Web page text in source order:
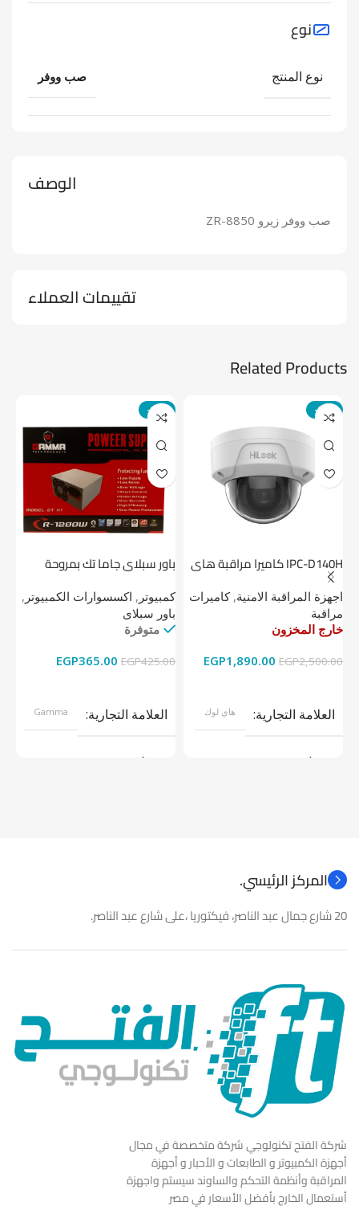
الوصف
صب ووفر زيرو ZR-8850
نوع
نوع المنتج صب ووفر
تقييمات العملاء
Related Products
-24%
IPC-D140H كاميرا مراقبة هاى
لوك داخلية 4 ميجا
اجهزة المراقبة الامنية,كاميرات
مراقبة
خارج المخزون
EGP2,500.00
EGP1,890.00
العلامة التجارية هاي لوك
موديل
-14%
باور سبلاي جاما تك بمروحة
كمبيوتر , اكسسوارات الكمبيوتر ,
باور سبلاى
متوفرة
EGP425.00
EGP365.00
العلامة التجارية Gamma
موديل
المركز الرئيسي.
20 شارع جمال عبد الناصر، فيكتوريا ،على شارع عبد الناصر.
شركة الفتح تكنولوجي شركة متخصصة في مجال
أجهزة الكمبيوتر و الطابعات و الأحبار و أجهزة
المراقبة وأنظمة التحكم والساوند سيستم واجهزة
أستعمال الخارج بأفضل الأسعار في مصر